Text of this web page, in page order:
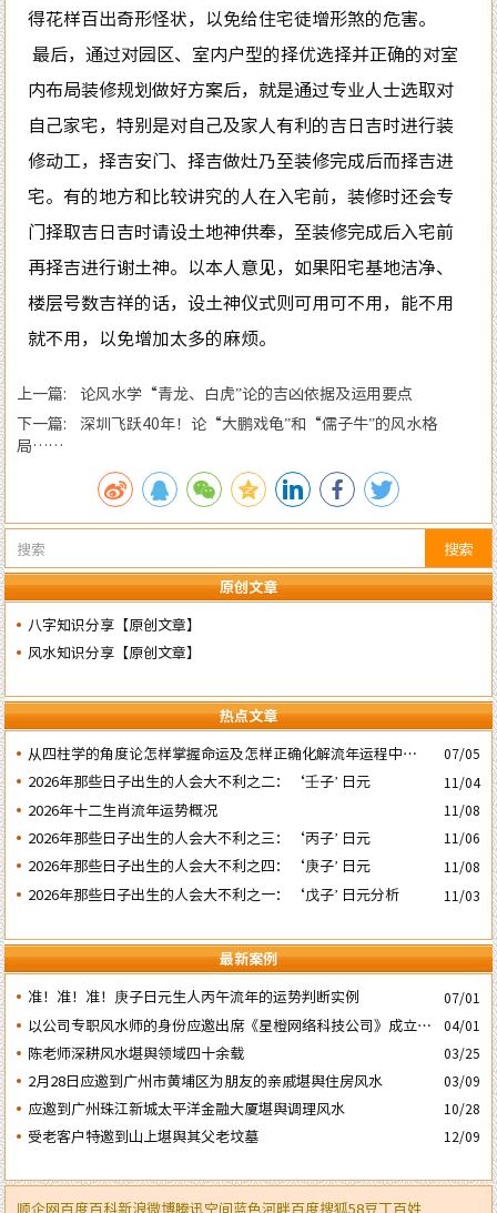
搜索
原创文章
八字知识分享【原创文章】
风水知识分享【原创文章】
热点文章
​从四柱学的角度论怎样掌握命运及怎样正确化解流年运程中的灾
祸
07/05
2026年那些日子出生的人会大不利之二：‘壬子’ 日元 11/04
2026年十二生肖流年运势概况 11/08
2026年那些日子出生的人会大不利之三：‘丙子’ 日元 11/06
2026年那些日子出生的人会大不利之四：‘庚子’ 日元 11/08
2026年那些日子出生的人会大不利之一：‘戊子’ 日元分析 11/03
最新案例
准！准！准！庚子日元生人丙午流年的运势判断实例
07/01
以公司专职风水师的身份应邀出席《星橙网络科技公司》成立5
周年庆典
04/01
陈老师深耕风水堪舆领域四十余载 03/25
2月28日应邀到广州市黄埔区为朋友的亲戚堪舆住房风水 03/09
应邀到广州珠江新城太平洋金融大厦堪舆调理风水 10/28
受老客户特邀到山上堪舆其父老坟墓 12/09
得花样百出奇形怪状，以免给住宅徒增形煞的危害。
最后，通过对园区、室内户型的择优选择并正确的对室
内布局装修规划做好方案后，就是通过专业人士选取对
自己家宅，特别是对自己及家人有利的吉日吉时进行装
修动工，择吉安门、择吉做灶乃至装修完成后而择吉进
宅。有的地方和比较讲究的人在入宅前，装修时还会专
门择取吉日吉时请设土地神供奉，至装修完成后入宅前
再择吉进行谢土神。以本人意见，如果阳宅基地洁净、
楼层号数吉祥的话，设土神仪式则可用可不用，能不用
就不用，以免增加太多的麻烦。
上一篇: 论风水学“青龙、白虎”论的吉凶依据及运用要点
下一篇: 深圳飞跃40年！论“大鹏戏龟”和“儒子牛”的风水格
局……
顺企网百度百科新浪微博腾讯空间蓝色河畔百度搜狐58豆丁百姓